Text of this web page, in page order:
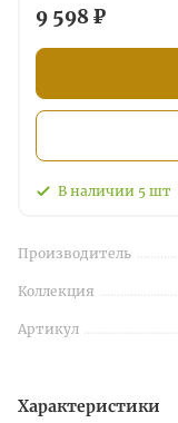
9 598 ₽
В наличии 5 шт
Производитель
Коллекция
Артикул
Характеристики